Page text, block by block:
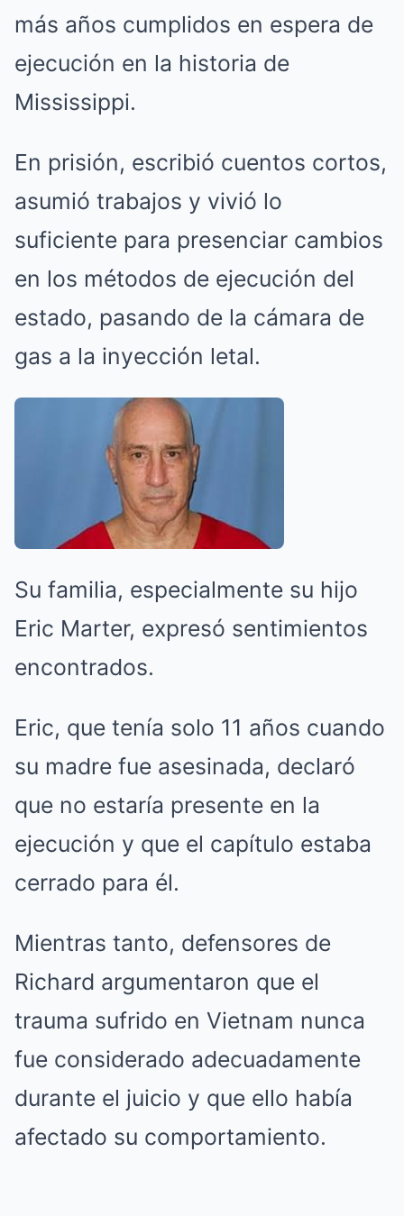
más años cumplidos en espera de
ejecución en la historia de
Mississippi.
En prisión, escribió cuentos cortos,
asumió trabajos y vivió lo
suficiente para presenciar cambios
en los métodos de ejecución del
estado, pasando de la cámara de
gas a la inyección letal.
Su familia, especialmente su hijo
Eric Marter, expresó sentimientos
encontrados.
Eric, que tenía solo 11 años cuando
su madre fue asesinada, declaró
que no estaría presente en la
ejecución y que el capítulo estaba
cerrado para él.
Mientras tanto, defensores de
Richard argumentaron que el
trauma sufrido en Vietnam nunca
fue considerado adecuadamente
durante el juicio y que ello había
afectado su comportamiento.